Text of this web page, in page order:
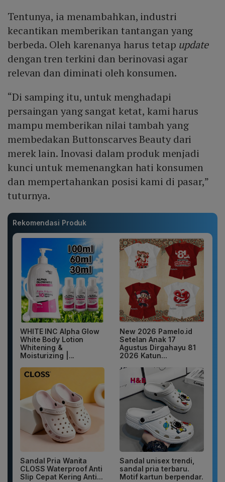
Tentunya, ia menambahkan, industri
kecantikan memberikan tantangan yang
berbeda. Oleh karenanya harus tetap update
dengan tren terkini dan berinovasi agar
relevan dan diminati oleh konsumen.
“Di samping itu, untuk menghadapi
persaingan yang sangat ketat, kami harus
mampu memberikan nilai tambah yang
membedakan Buttonscarves Beauty dari
merek lain. Inovasi dalam produk menjadi
kunci untuk memenangkan hati konsumen
dan mempertahankan posisi kami di pasar,”
tuturnya.
Rekomendasi Produk
WHITE INC Alpha Glow
White Body Lotion
Whitening &
Moisturizing |...
New 2026 Pamelo.id
Setelan Anak 17
Agustus Dirgahayu 81
2026 Katun...
Sandal Pria Wanita
CLOSS Waterproof Anti
Slip Cepat Kering Anti...
Sandal unisex trendi,
sandal pria terbaru.
Motif kartun berpendar.